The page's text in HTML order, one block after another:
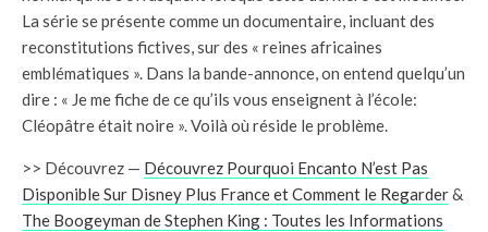
La série se présente comme un documentaire, incluant des
reconstitutions fictives, sur des « reines africaines
emblématiques ». Dans la bande-annonce, on entend quelqu’un
dire : « Je me fiche de ce qu’ils vous enseignent à l’école:
Cléopâtre était noire ». Voilà où réside le problème.
>> Découvrez — Découvrez Pourquoi Encanto N’est Pas
Disponible Sur Disney Plus France et Comment le Regarder&
The Boogeyman de Stephen King : Toutes les Informations